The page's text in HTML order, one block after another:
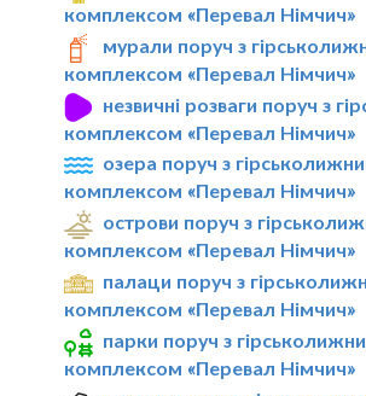
комплексом «Перевал Німчич»
мурали поруч з
комплексом «Перевал Німчич»
незвичні розваги поруч з
комплексом «Перевал Німчич»
озера поруч з
комплексом «Перевал Німчич»
острови поруч з
комплексом «Перевал Німчич»
палаци поруч з
комплексом «Перевал Німчич»
парки поруч з
комплексом «Перевал Німчич»